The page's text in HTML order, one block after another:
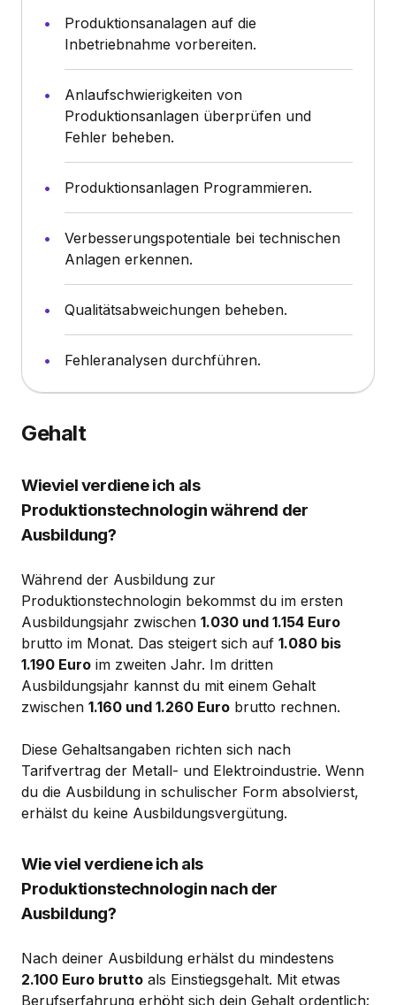
Produktionsanalagen auf die
Inbetriebnahme vorbereiten.
Anlaufschwierigkeiten von
Produktionsanlagen überprüfen und
Fehler beheben.
Produktionsanlagen Programmieren.
Verbesserungspotentiale bei technischen
Anlagen erkennen.
Qualitätsabweichungen beheben.
Fehleranalysen durchführen.
Gehalt
Wieviel verdiene ich als
Produktionstechnologin während der
Ausbildung?
Während der Ausbildung zur
Produktionstechnologin bekommst du im ersten
Ausbildungsjahr zwischen 1.030 und 1.154 Euro
brutto im Monat. Das steigert sich auf 1.080 bis
1.190 Euro im zweiten Jahr. Im dritten
Ausbildungsjahr kannst du mit einem Gehalt
zwischen 1.160 und 1.260 Euro brutto rechnen.
Diese Gehaltsangaben richten sich nach
Tarifvertrag der Metall- und Elektroindustrie. Wenn
du die Ausbildung in schulischer Form absolvierst,
erhälst du keine Ausbildungsvergütung.
Wie viel verdiene ich als
Produktionstechnologin nach der
Ausbildung?
Nach deiner Ausbildung erhälst du mindestens
2.100 Euro brutto als Einstiegsgehalt. Mit etwas
Berufserfahrung erhöht sich dein Gehalt ordentlich: